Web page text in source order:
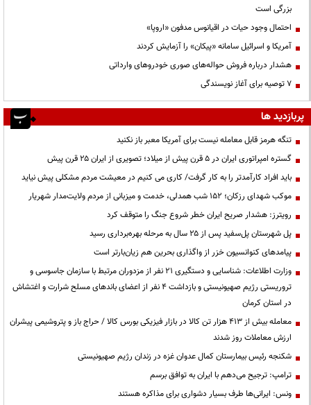
بزرگی است
احتمال وجود حیات در اقیانوس مدفون «اروپا»
آمریکا و اسرائیل سامانه «پیکان» را آزمایش کردند
هشدار درباره فروش حواله‌های صوری خودروهای وارداتی
۷ توصیه برای آغاز نویسندگی
پربازدید ها
تنگه هرمز قابل معامله نیست برای آمریکا معبر باز نکنید
گستره امپراتوری ایران در ۵ قرن پیش از میلاد؛ تصویری از ایران ۲۵ قرن پیش
باید افراد کارآمدتر را به کار گرفت/ کاری می کنیم در معیشت مردم مشکلی پیش نیاید
موکب شهدای رزکان؛ ۱۵۲ شب همدلی، خدمت و میزبانی از مردم ولایت‌مدار شهریار
رویترز: هشدار صریح ایران خطر شروع جنگ را متوقف کرد
پل شهرستان پل‌سفید پس از ۲۵ سال به مرحله بهره‌برداری رسید
پیامدهای کنوانسیون خزر از واگذاری بحرین هم زیان‌بارتر است
وزارت اطلاعات: شناسایی و دستگیری ۲۱ نفر از مزدوران مرتبط با سازمان جاسوسی و
تروریستی رژیم صهیونیستی و بازداشت ۴ نفر از اعضای باندهای مسلح شرارت و اغتشاش
در استان کرمان
معامله بیش از ۴۱۳ هزار تن کالا در بازار فیزیکی بورس کالا / حراج باز و پتروشیمی پیشران
ارزش معاملات روز شدند
شکنجه رئیس بیمارستان کمال عدوان غزه در زندان رژیم صهیونیستی
ترامپ: ترجیح می‌دهم با ایران به توافق برسم
ونس: ایرانی‌ها طرف بسیار دشواری برای مذاکره هستند